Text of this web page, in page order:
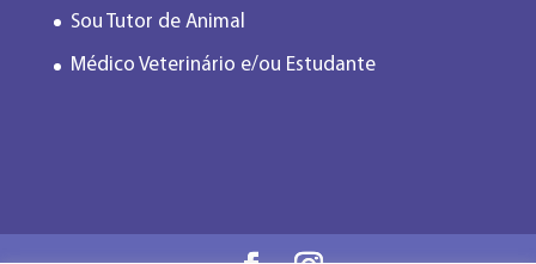
Sou Tutor de Animal
Médico Veterinário e/ou Estudante